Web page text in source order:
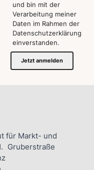
und bin mit der
Verarbeitung meiner
Daten im Rahmen der
Datenschutzerklärung
einverstanden.
Jetzt anmelden
für Markt- und
Gruberstraße